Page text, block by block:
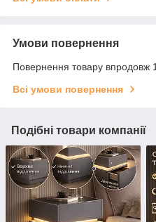
Умови повернення
Повернення товару впродовж
Всі умови повернення
Подібні товари компанії